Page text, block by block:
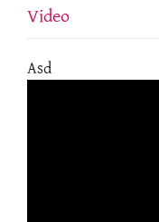
Video
Asd